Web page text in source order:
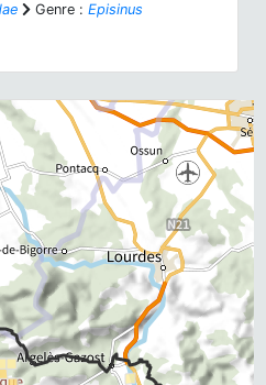
Genre : Episinus